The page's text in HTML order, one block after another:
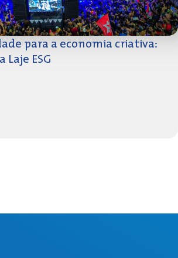
para a economia criativa:
ESG